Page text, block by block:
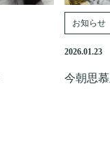
お知らせ
2026.01.23
今朝思